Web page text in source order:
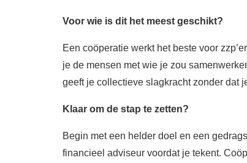
Voor wie is dit het meest geschikt?
Een coöperatie werkt het beste voor
je de mensen met wie je zou
geeft je collectieve slagkracht zonder dat
Klaar om de stap te zetten?
Begin met een helder doel en een
financieel adviseur voordat je tekent.